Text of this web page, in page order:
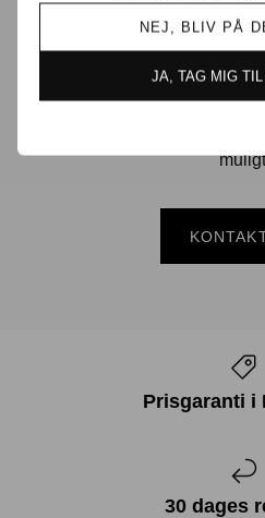
NEJ, BLIV PÅ
JA, TAG MIG
Har du
Vi er her for at hjælpe! Hvis
velkommen til at kontakte os.
Prisgaranti i
30 dages